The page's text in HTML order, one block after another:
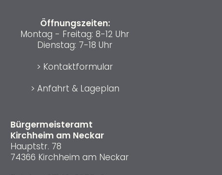
Bürgermeisteramt
Kirchheim am Neckar
Hauptstr. 78
74366 Kirchheim am Neckar
Öffnungszeiten:
Montag - Freitag: 8-12 Uhr
Dienstag: 7-18 Uhr
> Kontaktformular
> Anfahrt & Lageplan